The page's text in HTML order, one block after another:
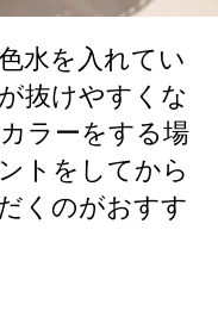
水を入れてい
抜けやすくな
ラーをする場
トをしてから
くのがおすす